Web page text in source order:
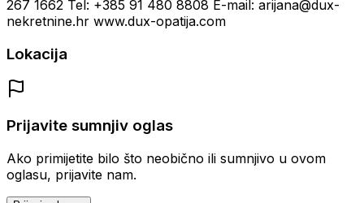
267 1662 Tel: +385 91 480 8808 E-mail: arijana@dux-
nekretnine.hr www.dux-opatija.com
Lokacija
Prijavite sumnjiv oglas
Ako primijetite bilo što neobično ili sumnjivo u ovom
oglasu, prijavite nam.